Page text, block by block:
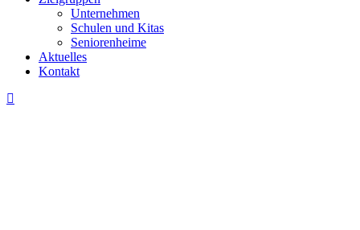
Unternehmen
Schulen und Kitas
Seniorenheime
Aktuelles
Kontakt